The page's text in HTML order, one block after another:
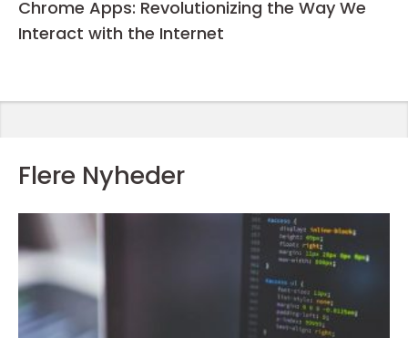
Chrome Apps: Revolutionizing the Way We
Interact with the Internet
Flere Nyheder